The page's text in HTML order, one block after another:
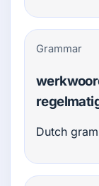
Grammar
Dutch